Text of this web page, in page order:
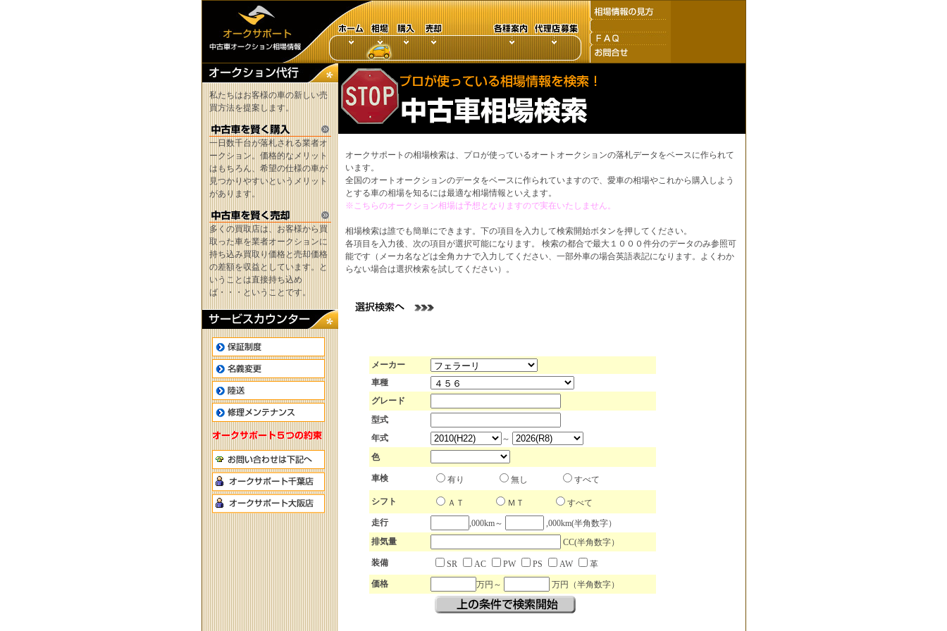
私たちはお客様の車の新しい売
買方法を提案します。
一日数千台が落札される業者オ
ークション。価格的なメリット
はもちろん、希望の仕様の車が
見つかりやすいというメリット
があります。
多くの買取店は、お客様から買
取った車を業者オークションに
持ち込み買取り価格と売却価格
の差額を収益としています。と
いうことは直接持ち込め
ば・・・ということです。
オークサポートの相場検索は、プロが使っているオートオークションの落札データをベースに作られて
います。
全国のオートオークションのデータをベースに作られていますので、愛車の相場やこれから購入しよう
とする車の相場を知るには最適な相場情報といえます。
※こちらのオークション相場は予想となりますので実在いたしません。
相場検索は誰でも簡単にできます。下の項目を入力して検索開始ボタンを押してください。
各項目を入力後、次の項目が選択可能になります。 検索の都合で最大１０００件分のデータのみ参照可
能です（メーカ名などは全角カナで入力してください、一部外車の場合英語表記になります。よくわか
らない場合は選択検索を試してください）。
メーカー
車種
グレード
型式
年式
～
色
車検 有り 無し すべて
シフト ＡＴ ＭＴ
すべて
走行
,000km～
,000km(半角数字）
排気量
CC(半角数字）
装備 SR AC PW PS AW
革
価格
万円～ 万円（半角数字）